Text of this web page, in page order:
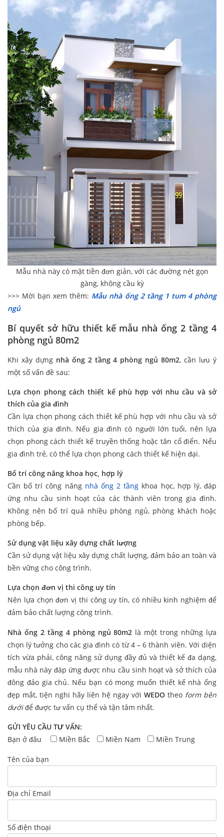
Mẫu nhà này có mặt tiền đơn giản, với các đường nét gọn
gàng, không cầu kỳ
>>> Mời bạn xem thêm: Mẫu nhà ống 2 tầng 1 tum 4 phòng
ngủ
Bí quyết sở hữu thiết kế mẫu nhà ống 2 tầng 4
phòng ngủ 80m2
Khi xây dựng nhà ống 2 tầng 4 phòng ngủ 80m2, cần lưu ý
một số vấn đề sau:
Lựa chọn phong cách thiết kế phù hợp với nhu cầu và sở
thích của gia đình
Cần lựa chọn phong cách thiết kế phù hợp với nhu cầu và sở
thích của gia đình. Nếu gia đình có người lớn tuổi, nên lựa
chọn phong cách thiết kế truyền thống hoặc tân cổ điển. Nếu
gia đình trẻ, có thể lựa chọn phong cách thiết kế hiện đại.
Bố trí công năng khoa học, hợp lý
Cần bố trí công năng nhà ống 2 tầng khoa học, hợp lý, đáp
ứng nhu cầu sinh hoạt của các thành viên trong gia đình.
Không nên bố trí quá nhiều phòng ngủ, phòng khách hoặc
phòng bếp.
Sử dụng vật liệu xây dựng chất lượng
Cần sử dụng vật liệu xây dựng chất lượng, đảm bảo an toàn và
bền vững cho công trình.
Lựa chọn đơn vị thi công uy tín
Nên lựa chọn đơn vị thi công uy tín, có nhiều kinh nghiệm để
đảm bảo chất lượng công trình.
Nhà ống 2 tầng 4 phòng ngủ 80m2 là một trong những lựa
chọn lý tưởng cho các gia đình có từ 4 – 6 thành viên. Với diện
tích vừa phải, công năng sử dụng đầy đủ và thiết kế đa dạng,
mẫu nhà này đáp ứng được nhu cầu sinh hoạt và sở thích của
đông đảo gia chủ. Nếu bạn có mong muốn thiết kế nhà ống
đẹp mắt, tiện nghi hãy liên hệ ngay với WEDO theo form bên
dướiđể được tư vấn cụ thể và tận tâm nhất.
GỬI YÊU CẦU TƯ VẤN:
Bạn ở đâu
Miền Bắc Miền Nam Miền Trung
Tên của bạn
Địa chỉ Email
Số điện thoại